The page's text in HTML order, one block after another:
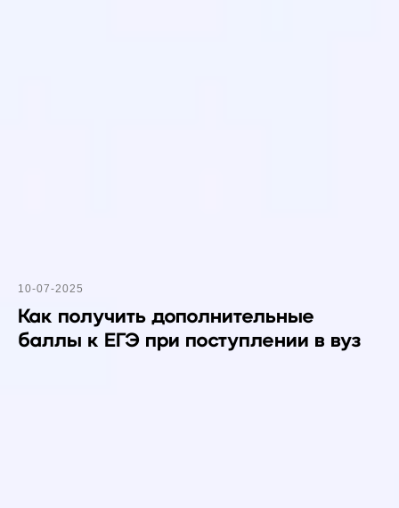
10-07-2025
Как получить дополнительные
баллы к ЕГЭ при поступлении в вуз